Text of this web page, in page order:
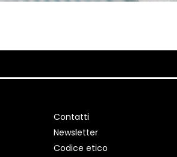
Contatti
Newsletter
Codice etico